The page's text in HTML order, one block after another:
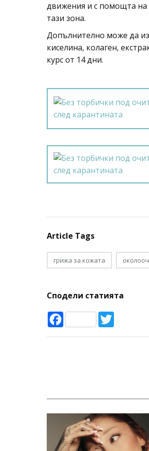
движения и с помощта на
тази зона.
Допълнително може да
киселина, колаген,
курс от 14 дни.
Article Tags
грижа за кожата
Сподели статията
Facebook